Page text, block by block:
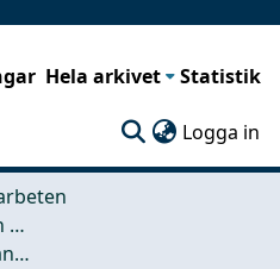
Hela arkivet Statistik
Logga in
Teknikens ekonomi och organisation
Examensarbeten för kandidatexamen